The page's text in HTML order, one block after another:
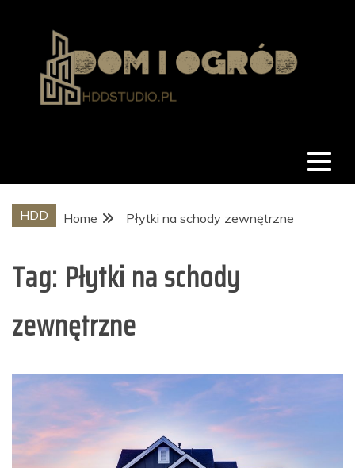
HDD Home Płytki na schody zewnętrzne
Tag: Płytki na schody
zewnętrzne